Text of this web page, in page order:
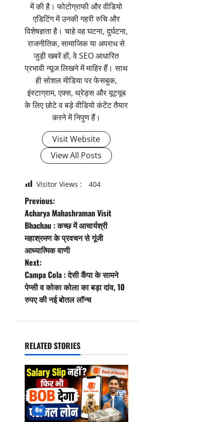
में की है। फोटोग्राफी और वीडियो
एडिटिंग में उनकी गहरी रुचि और
विशेषज्ञता है। चाहे वह घटना, दुर्घटना,
राजनीतिक, सामाजिक या अपराध से
जुड़ी खबरें हों, वे SEO आधारित
प्रभावी न्यूज लिखने में माहिर हैं। साथ
ही सोशल मीडिया पर फेसबुक,
इंस्टाग्राम, एक्स, थ्रेड्स और यूट्यूब
के लिए छोटे व बड़े वीडियो कंटेंट तैयार
करने में निपुण हैं।
Visit Website
View All Posts
Visitor Views : 404
P
o
s
t
n
a
i
g
a
t
Previous:
Acharya Mahashraman Visit
Bhachau : कच्छ में आचार्यश्री
महाश्रमण के प्रवचन से गूंजी
आध्यात्मिक वाणी
Next:
Campa Cola : देसी कैंपा के सामने
पेप्सी व कोका कोला का बड़ा दांव, 10
रुपए की नई बोतल लॉन्च
RELATED STORIES
बैंक